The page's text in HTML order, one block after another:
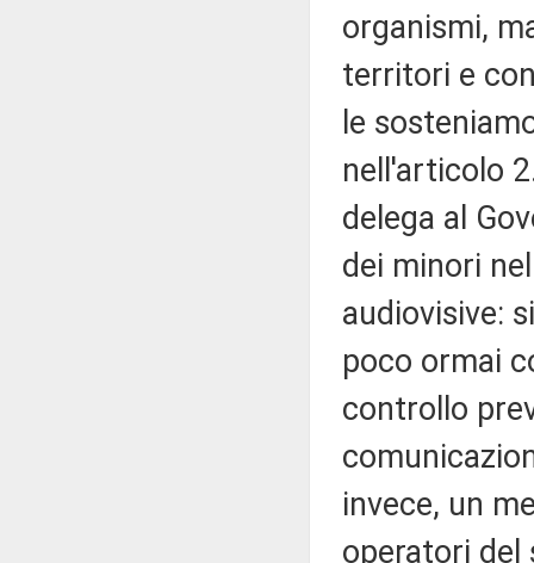
organismi,
territori e
le
nell'articolo
delega al
dei minori
audiovisive:
poco ormai
controllo
invece, un
operatori del